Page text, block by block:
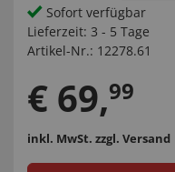
Sofort verfügbar
Lieferzeit: 3 - 5 Tage
Artikel-Nr.: 12278.61
€ 69,99
inkl. MwSt. zzgl. Versand